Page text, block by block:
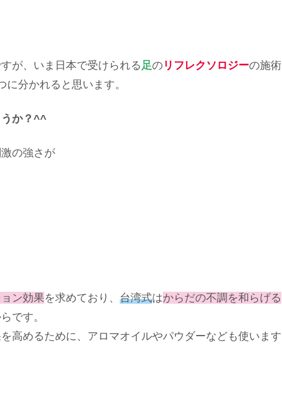
が、いま日本で受けられる 足の リフレクソロジーの施術
に分かれると思います。
うか？^^
の強さが
ン効果を求めており、 台湾式はからだの不調を和らげる
です。
高めるために、アロマオイルやパウダーなども使います